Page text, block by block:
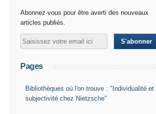
Abonnez-vous pour être averti des nouveaux
articles publiés.
Pages
Bibliothèques où l'on trouve : "Individualité et
subjectivité chez Nietzsche"